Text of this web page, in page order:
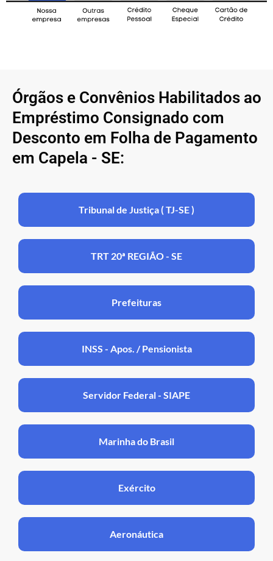
Órgãos e Convênios Habilitados ao
Empréstimo Consignado com
Desconto em Folha de Pagamento
em Capela - SE:
Tribunal de Justiça ( TJ-SE )
TRT 20ª REGIÃO - SE
Prefeituras
INSS - Apos. / Pensionista
Servidor Federal - SIAPE
Marinha do Brasil
Exército
Aeronáutica